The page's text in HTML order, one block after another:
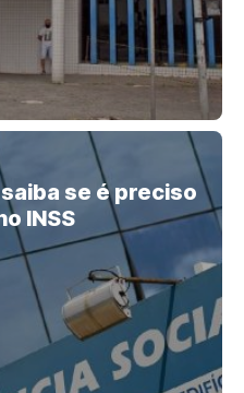
se é preciso
INSS